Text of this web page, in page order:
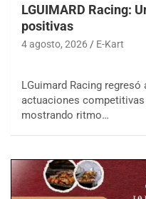
LGUIMARD Racing:
positivas
4 agosto, 2026 E-Kart
LGuimard Racing
actuaciones
mostrando ritmo…